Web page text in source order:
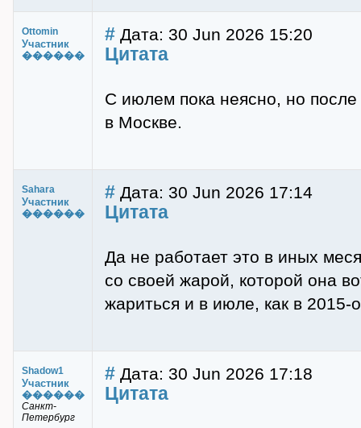
Ottomin
Участник
������
# Дата: 30 Jun 2026 15:20
Цитата
С июлем пока неясно, но
в Москве.
Sahara
Участник
������
# Дата: 30 Jun 2026 17:14
Цитата
Да не работает это в иных
со своей жарой, которой она
жариться и в июле, как в 2015-
Shadow1
Участник
������
Санкт-
Петербург
# Дата: 30 Jun 2026 17:18
Цитата